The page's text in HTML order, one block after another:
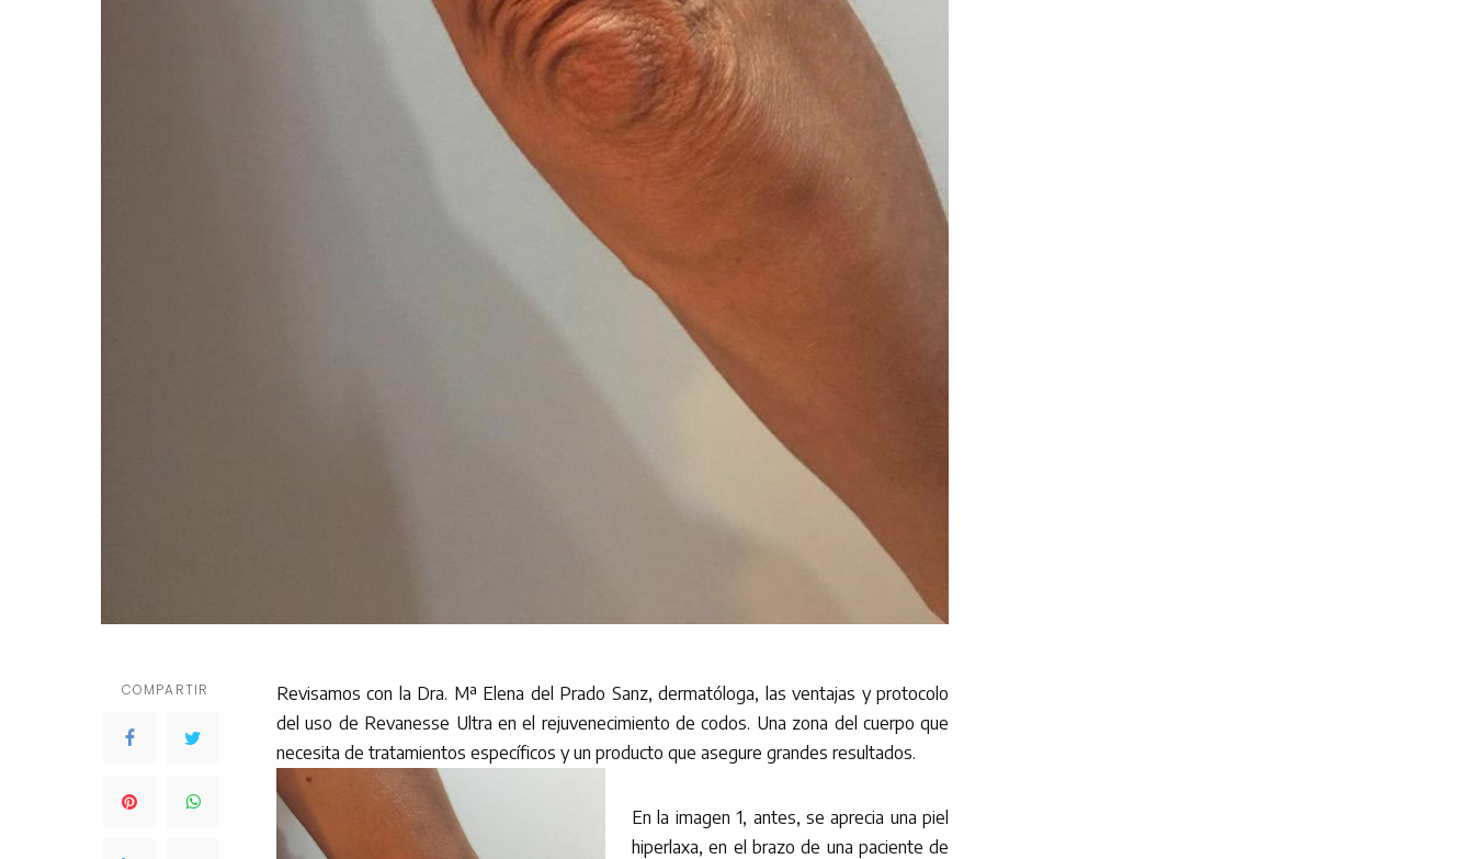
COMPARTIR
Revisamos con la Dra. Mª Elena del Prado Sanz, dermatóloga, las ventajas y protocolo
del uso de Revanesse Ultra en el rejuvenecimiento de codos. Una zona del cuerpo que
necesita de tratamientos específicos y un producto que asegure grandes resultados.
En la imagen 1, antes, se aprecia una piel
hiperlaxa, en el brazo de una paciente de